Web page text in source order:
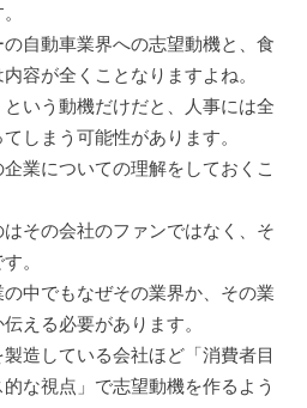
自動車業界への志望動機と、食
容が全くことなりますよね。
いう動機だけだと、人事には全
しまう可能性があります。
業についての理解をしておくこ
その会社のファンではなく、そ
。
中でもなぜその業界か、その業
える必要があります。
造している会社ほど「消費者目
な視点」で志望動機を作るよう